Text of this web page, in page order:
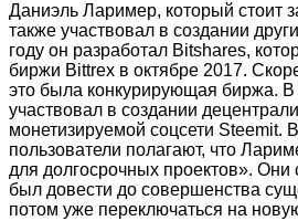
Даниэль Лаример, который стоит
также участвовал в создании
году он разработал Bitshares,
биржи Bittrex в октябре 2017.
это была конкурирующая биржа.
участвовал в создании
монетизируемой соцсети Steemit.
пользователи полагают, что
для долгосрочных проектов». Они
был довести до совершенства
потом уже переключаться на